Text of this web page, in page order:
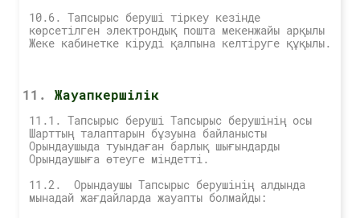
10.6. Тапсырыс беруші тіркеу кезінде
көрсетілген электрондық пошта мекенжайы арқылы
Жеке кабинетке кіруді қалпына келтіруге құқылы.
Жауапкершілік
11.1. Тапсырыс беруші Тапсырыс берушінің осы
Шарттың талаптарын бұзуына байланысты
Орындаушыда туындаған барлық шығындарды
Орындаушыға өтеуге міндетті.
11.2. Орындаушы Тапсырыс берушінің алдында
мынадай жағдайларда жауапты болмайды: